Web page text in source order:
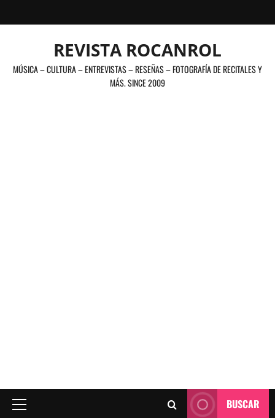
al
REVISTA ROCANROL
MÚSICA – CULTURA – ENTREVISTAS – RESEÑAS – FOTOGRAFÍA DE RECITALES Y
MÁS. SINCE 2009
Menú
BUSCAR